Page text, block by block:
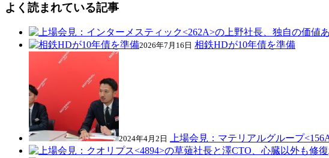
よく読まれている記事
2026年7月16日 相鉄HDが10年債を準備
2024年4月2日 上場会見：マテリアルグループ